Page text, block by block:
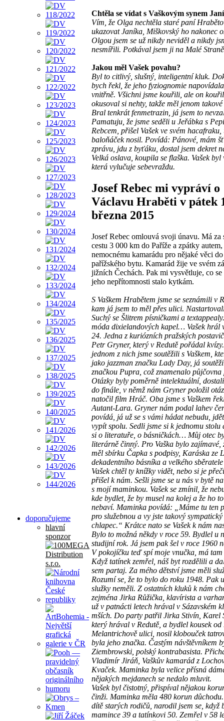
doporučujeme
hlavní
sponzor
Chtěla se vídat s Vaškovým synem
Vím, že Olga nechtěla staré paní
ukazovat Janíka, Miškovský ho nakonec
Olgou jsem se už nikdy neviděl a nikdy
nesmířili. Potkával jsem ji na Malé
Jakou měl Vašek povahu?
Byl to citlivý, slušný, inteligentní kluk.
bych řekl, že jeho fyziognomie
vnitřně. Všichni jsme kouřili, ale on
okusoval si nehty, takže měl jenom
Bral tenkrát fenmetrazin, já jsem to
Pamatuju, že jsme seděli u Jeřábka s
Rebcem, přišel Vašek ve svém hacafraku,
baloňáček nosil. Povídá: Pánové, mám
zprávu, jdu z byťáku, dostal jsem dekret
Velká oslava, koupila se flaška. Vašek byl
která vylučuje sebevraždu.
Josef Rebec mi vypráví o
Václavu Hraběti v pátek
března 2015
Josef Rebec omlouvá svoji únavu. Má za
cestu 3 000 km do Paříže a zpátky
nemocnému kamarádu pro nějaké věci
pařížského bytu. Kamarád žije ve svém
jižních Čechách. Pak mi vysvětluje, co
jeho nepřítomnosti stalo kytkám.
S Vaškem Hrabětem jsme se seznámili v
kam já jsem to měl přes ulici.
Suchý se Šlitrem písničkami a
móda dixielandových kapel… Vašek hrál
24. Jedna z kuriózních pražských
Petr Gryner, který v Redutě pořádal
jednom z nich jsme soutěžili s Vaškem,
jako jazzman značku Lady Day, já
značkou Pupra, což znamenalo
Otázky byly poměrně intelektuální,
do finále, v němž nám Gryner položil
natočil film Hráč. Oba jsme s Vaškem
Autant-Lara. Gryner nám podal lahev
povídá, já už se s vámi hádat nebudu,
vypít spolu. Sedli jsme si k jednomu stolu
si o literatuře, o básničkách… Můj otec
literárně činný. Pro Vaška bylo zajímavé,
měl sbírku Čapka s podpisy, Karáska ze
dekadentního básníka a velkého
Vašek chtěl ty knížky vidět, nebo si je
přišel k nám. Sešli jsme se u nás v bytě
s mojí maminkou. Vašek se zmínil, že
kde bydlet, že by musel na kolej a že ho
nebaví. Maminka povídá: „Máme tu ten
pro služebnou a vy jste takový sympatický
chlapec.“ Krátce nato se Vašek k nám
Bylo to možná někdy v roce 59. Bydlel u
studijní rok. Já jsem pak šel v roce 1960
V pokojíčku teď spí moje vnučka, má tam
Když tatínek zemřel, náš byt rozdělili a
sem partaj. Za mého dětství jsme měli
Rozumí se, že to bylo do roku 1948. Pak
služky neměli. Z ostatních kluků k nám
zejména Jirka Růžička, klavírista a
už v patnácti letech hrával v Sázavském
mších. Do party patřil Jirka Stivín, Karel
který hrával v Redutě, a bydlel kousek od
Melantrichově ulici, nosil klobouček
byla jeho značka. Častým návštěvníkem
Ziembrowski, polský kontrabasista.
Vladimír Jiráň, Vaškův kamarád z
Kvaček. Maminka byla velice přísná
nějakých mejdanech se nedalo mluvit.
Vašek byl čistotný, přispíval nějakou
činži. Maminka měla 480 korun
dítě starých rodičů, narodil jsem se, když
mamince 39 a tatínkovi 50. Zemřel v 58